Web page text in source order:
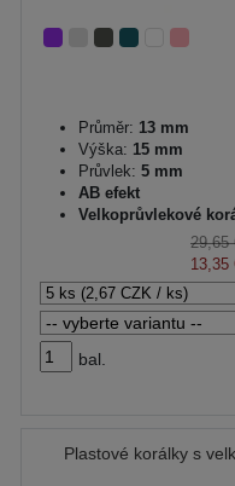
Průměr: 13 mm
Výška: 15 mm
Průvlek: 5 mm
AB efekt
Velkoprůvlekové
29,65
13,35
bal.
Plastové korálky s